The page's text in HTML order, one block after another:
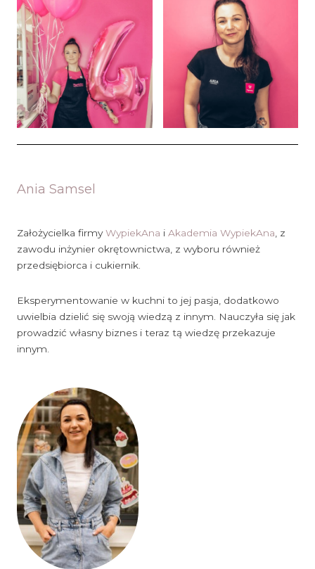
Ania Samsel
Założycielka firmyWypiekAna i Akademia WypiekAna , z
zawodu inżynier okrętownictwa, z wyboru również
przedsiębiorca i cukiernik.
Eksperymentowanie w kuchni to jej pasja, dodatkowo
uwielbia dzielić się swoją wiedzą z innym. Nauczyła się jak
prowadzić własny biznes i teraz tą wiedzę przekazuje
innym.